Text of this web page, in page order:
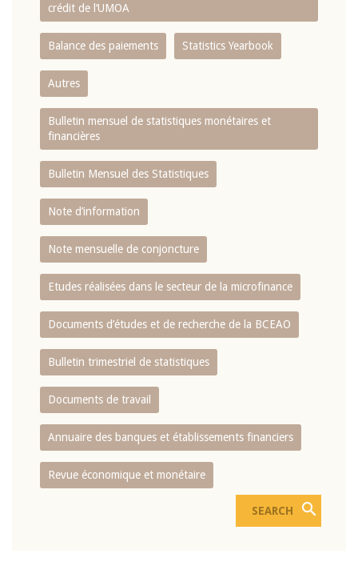
crédit de l‘UMOA
Balance des paiements Statistics Yearbook
Autres
Bulletin mensuel de statistiques monétaires et
financières
Bulletin Mensuel des Statistiques
Note d’information
Note mensuelle de conjoncture
Etudes réalisées dans le secteur de la microfinance
Documents d’études et de recherche de la BCEAO
Bulletin trimestriel de statistiques
Documents de travail
Annuaire des banques et établissements financiers
Revue économique et monétaire